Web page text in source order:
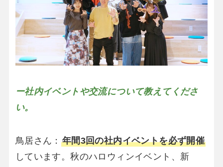
ー社内イベントや交流について教えてくださ
い。
鳥居さん： 年間3回の社内イベントを必ず開催
しています。秋のハロウィンイベント、新